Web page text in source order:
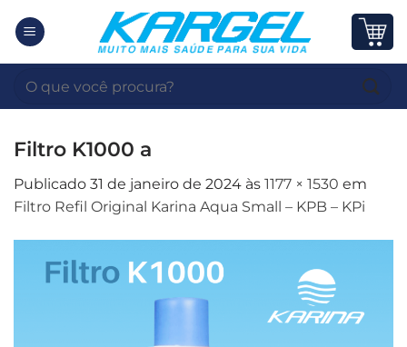
Pesquisar
Filtro K1000 a
Publicado 31 de janeiro de 2024 às 1177 × 1530 em
Filtro Refil Original Karina Aqua Small – KPB – KPi